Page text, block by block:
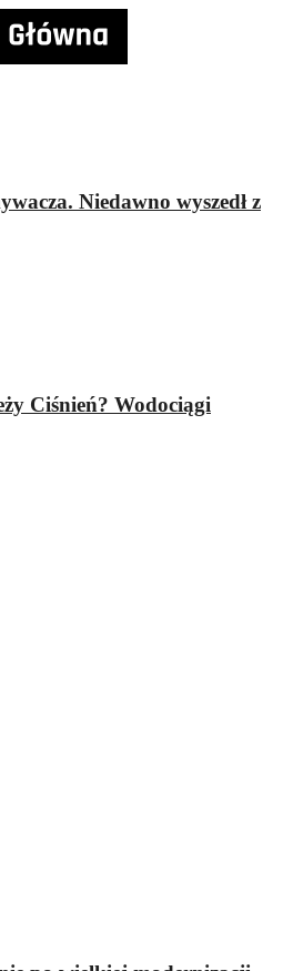
Niedawno wyszedł z
Ciśnień? Wodociągi